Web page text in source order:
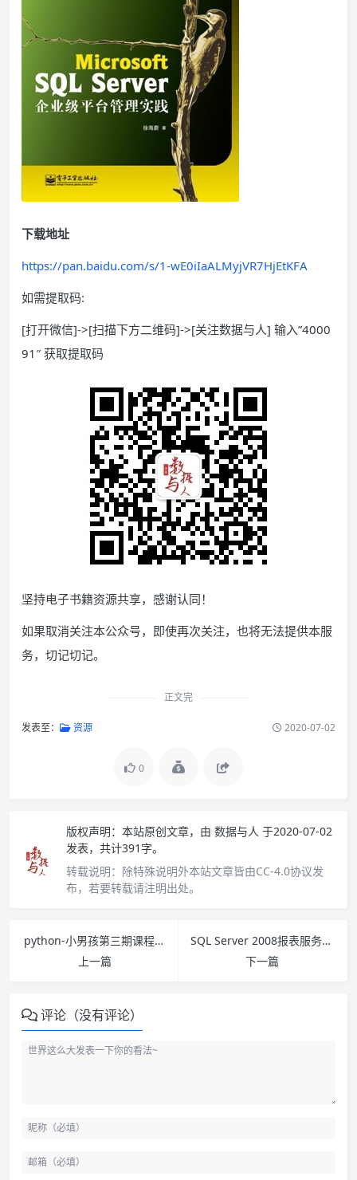
下载地址
https://pan.baidu.com/s/1-wE0iIaALMyjVR7HjEtKFA
如需提取码:
[打开微信]->[扫描下方二维码]->[关注数据与人] 输入”4000
91″ 获取提取码
坚持电子书籍资源共享，感谢认同！
如果取消关注本公众号，即使再次关注，也将无法提供本服
务，切记切记。
正文完
发表至： 资源 2020-07-02
0
版权声明： 本站原创文章，由 数据与人 于2020-07-02
发表，共计391字。
转载说明： 除特殊说明外本站文章皆由CC-4.0协议发
布，若要转载请注明出处。
python-小男孩第三期课程完整版下载
上一篇
SQL Server 2008报表服务从入门到精通 PDF下载
下一篇
评论（没有评论）